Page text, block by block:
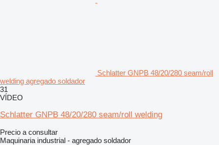
Schlatter GNPB 48/20/280 seam/roll
welding agregado soldador
31
VÍDEO
Schlatter GNPB 48/20/280 seam/roll welding
Precio a consultar
Maquinaria industrial - agregado soldador